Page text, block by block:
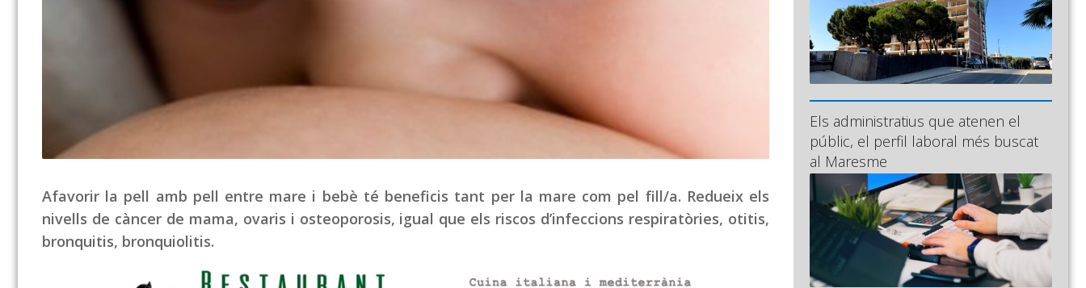
Afavorir la pell amb pell entre mare i bebè té beneficis tant per la mare com pel fill/a. Redueix els
nivells de càncer de mama, ovaris i osteoporosis, igual que els riscos d’infeccions respiratòries, otitis,
bronquitis, bronquiolitis.
Els administratius que atenen el
públic, el perfil laboral més buscat
al Maresme